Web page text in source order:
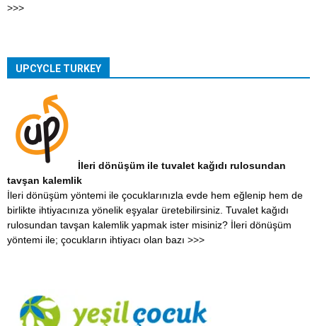
>>>
UPCYCLE TURKEY
İleri dönüşüm ile tuvalet kağıdı rulosundan
tavşan kalemlik
İleri dönüşüm yöntemi ile çocuklarınızla evde hem eğlenip hem de
birlikte ihtiyacınıza yönelik eşyalar üretebilirsiniz. Tuvalet kağıdı
rulosundan tavşan kalemlik yapmak ister misiniz? İleri dönüşüm
yöntemi ile; çocukların ihtiyacı olan bazı >>>